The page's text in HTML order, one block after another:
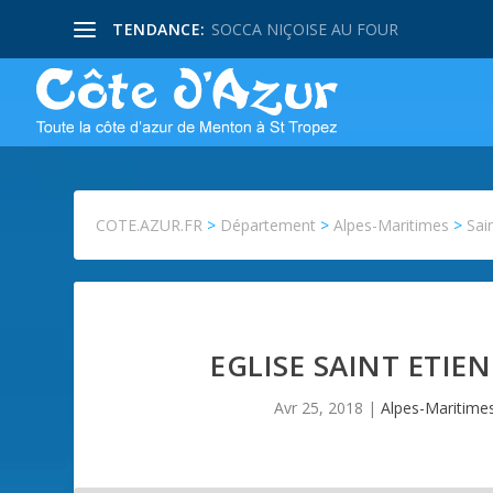
TENDANCE: SOCCA NIÇOISE AU FOUR
COTE.AZUR.FR > Département >Alpes-Maritimes >
EGLISE SAINT
Avr 25, 2018 |Alpes-